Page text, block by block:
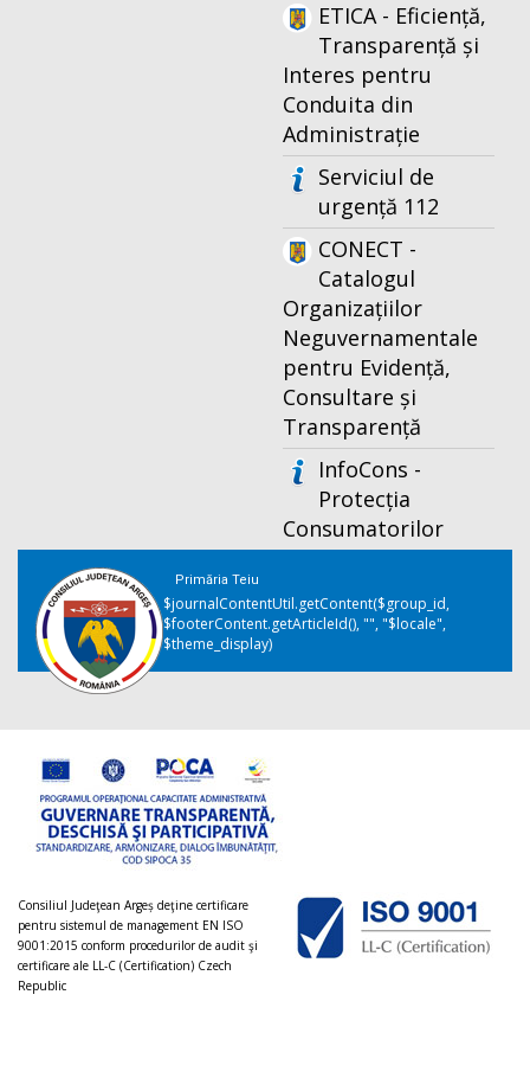
ETICA - Eficiență,
Transparență și
Interes pentru
Conduita din
Administrație
Serviciul de
urgență 112
CONECT -
Catalogul
Organizațiilor
Neguvernamentale
pentru Evidență,
Consultare și
Transparență
InfoCons -
Protecția
Consumatorilor
Primăria Teiu
$journalContentUtil.getContent($group_id,
$footerContent.getArticleId(), "", "$locale",
$theme_display)
Consiliul Judeţean Argeș deţine certificare
pentru sistemul de management EN ISO
9001:2015 conform procedurilor de audit şi
certificare ale LL-C (Certification) Czech
Republic